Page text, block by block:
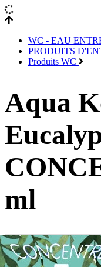
WC - EAU
PRODUITS
Produits WC
Aqua
ml